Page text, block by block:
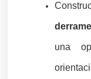
una